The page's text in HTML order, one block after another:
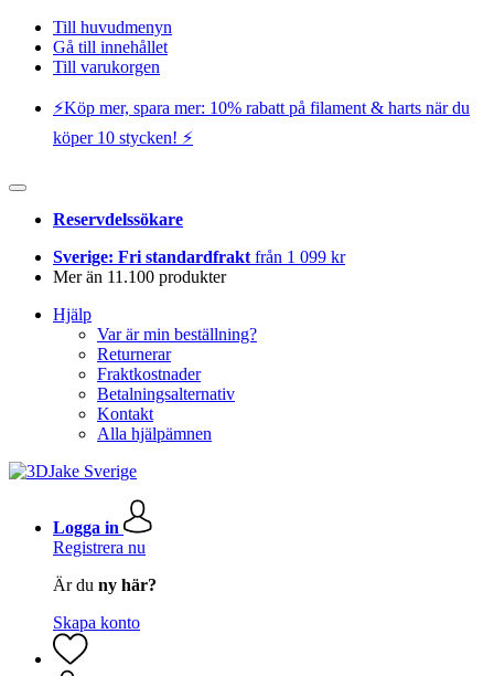
Till huvudmenyn
Gå till innehållet
Till varukorgen
⚡️Köp mer, spara mer: 10% rabatt på filament & harts när du
köper 10 stycken! ⚡️
Reservdelssökare
Sverige: Fri standardfrakt från 1 099 kr
Mer än 11.100 produkter
Hjälp
Var är min beställning?
Returnerar
Fraktkostnader
Betalningsalternativ
Kontakt
Alla hjälpämnen
Logga in
Registrera nu
Är du ny här?
Skapa konto